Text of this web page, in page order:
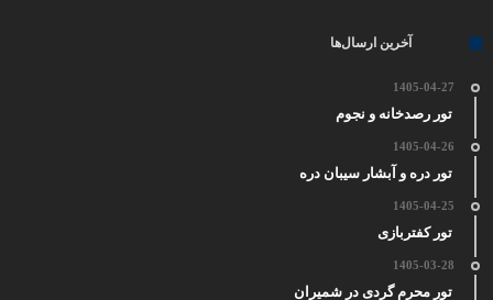
آخرین ارسال‌ها
1405-04-27
تور رصدخانه و نجوم
1405-04-26
تور دره و آبشار سیبان دره
1405-04-25
تور کفتربازی
1405-03-28
تور محرم گردی در شمیران